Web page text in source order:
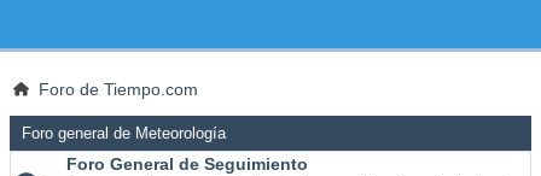
Foro de Tiempo.com
Foro general de Meteorología
Foro General de Seguimiento